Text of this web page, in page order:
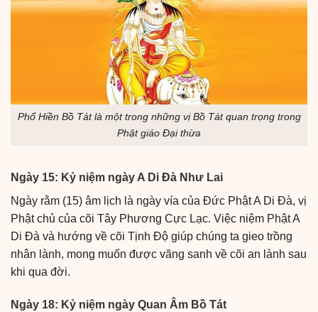
Phổ Hiền Bồ Tát là một trong những vị Bồ Tát quan trọng trong
Phật giáo Đại thừa
Ngày 15: Kỷ niệm ngày A Di Đà Như Lai
Ngày rằm (15) âm lịch là ngày vía của Đức Phật A Di Đà, vị
Phật chủ của cõi Tây Phương Cực Lạc. Việc niệm Phật A
Di Đà và hướng về cõi Tịnh Độ giúp chúng ta gieo trồng
nhân lành, mong muốn được vãng sanh về cõi an lành sau
khi qua đời.
Ngày 18: Kỷ niệm ngày Quan Âm Bồ Tát